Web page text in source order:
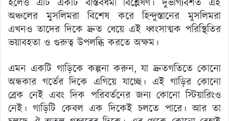
হলেও এটি একটি বাস্তবধর্মী বিশ্লেষণ। দুর্ভাগ্যবশত এই
অঞ্চলের মুসলিমরা বিশেষ করে হিন্দুস্তানের মুসলিমরা
এখনও তাদের দিকে দ্রুত ধেয়ে এই ধ্বংসাত্মক পরিস্থিতির
ভয়াবহতা ও গুরুত্ব উপলব্ধি করতে অক্ষম।
এমন একটি গাড়িকে কল্পনা করুন, যা দ্রুতগতিতে কোনো
অন্ধকার গর্তের দিকে এগিয়ে যাচ্ছে। এই গাড়ির কোনো
ব্রেক নেই এবং দিক পরিবর্তনের জন্য কোনো স্টিয়ারিংও
নেই। গাড়িটি কেবল এক দিকেই চলতে পারে। আর তা